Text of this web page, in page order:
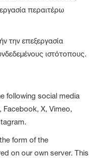
περαιτέρω
την επεξεργασία
ιστότοπους.
following social media
X, Vimeo,
form of the
on our own server. This